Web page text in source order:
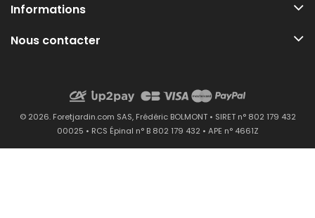
Informations
Nous contacter
© 2026. Foretjardin.com SAS, Frédéric BOLMONT • SIRET n° 802 179 432
00025 • RCS Épinal n° B 802 179 432 • APE n° 4661Z